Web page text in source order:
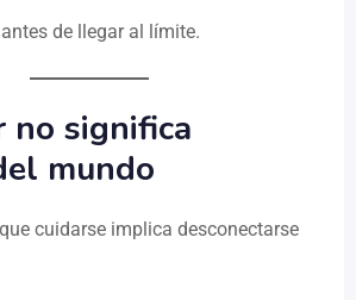
de llegar al límite.
no significa
mundo
cuidarse implica desconectarse